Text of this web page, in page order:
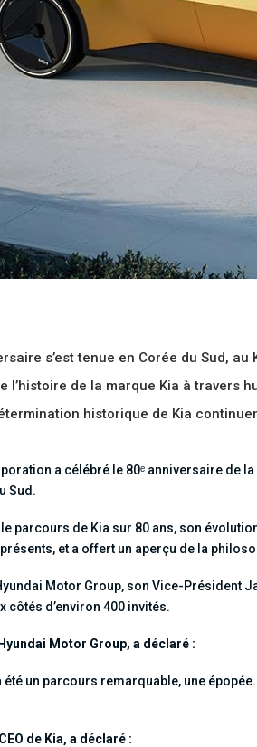
s’est tenue en Corée du Sud,
l’histoire de la marque Kia à travers
historique de Kia
a célébré le 80ᵉ anniversaire de
Sud.
le parcours de Kia sur 80 ans, son
et a offert un aperçu de la
Motor Group, son Vice-Président
côtés d’environ 400 invités.
Motor Group, a déclaré :
été un parcours remarquable, une
de Kia, a déclaré :